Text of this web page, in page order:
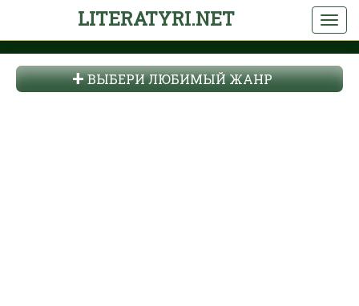
LITERATYRI.NET
ВЫБЕРИ ЛЮБИМЫЙ ЖАНР